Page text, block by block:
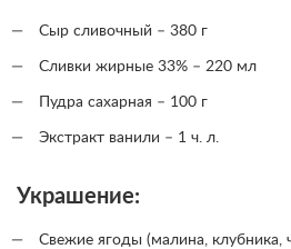
Сыр сливочный – 380 г
Сливки жирные 33% – 220 мл
Пудра сахарная – 100 г
Экстракт ванили – 1 ч. л.
Украшение:
Свежие ягоды (малина, клубника,